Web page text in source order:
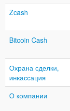
Zcash
Bitcoin Cash
Охрана сделки,
инкассация
О компании